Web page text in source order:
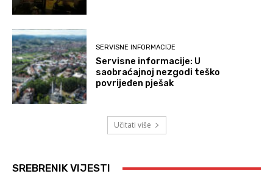
SERVISNE INFORMACIJE
Servisne informacije: U
saobraćajnoj nezgodi teško
povrijeđen pješak
Učitati više
SREBRENIK VIJESTI